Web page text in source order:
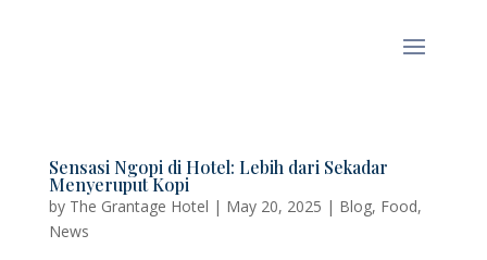
Sensasi Ngopi di Hotel: Lebih dari Sekadar
Menyeruput Kopi
by The Grantage Hotel | May 20, 2025 | Blog, Food,
News